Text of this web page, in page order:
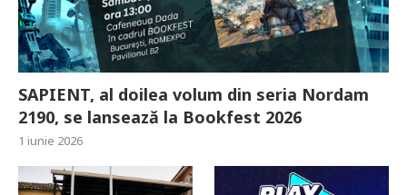
SAPIENT, al doilea volum din seria Nordam
2190, se lansează la Bookfest 2026
1 iunie 2026